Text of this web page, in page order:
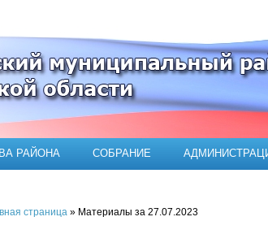
РАЙОНА СОБРАНИЕ
страница » Материалы за 27.07.2023